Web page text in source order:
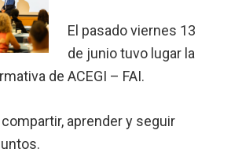
El pasado viernes 13
de junio tuvo lugar la
de ACEGI – FAI.
compartir, aprender y seguir